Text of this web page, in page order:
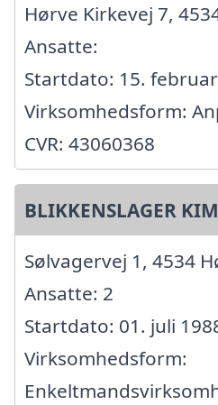
Hørve Kirkevej 7,
Ansatte:
Startdato: 15.
Virksomhedsform:
CVR: 43060368
BLIKKENSLAGER
Sølvagervej 1, 4534
Ansatte: 2
Startdato: 01. juli
Virksomhedsform: